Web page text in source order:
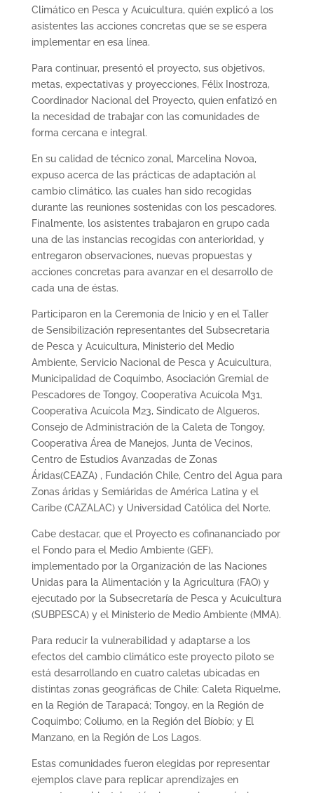
Climático en Pesca y Acuicultura, quién explicó a los
asistentes las acciones concretas que se se espera
implementar en esa línea.
Para continuar, presentó el proyecto, sus objetivos,
metas, expectativas y proyecciones, Félix Inostroza,
Coordinador Nacional del Proyecto, quien enfatizó en
la necesidad de trabajar con las comunidades de
forma cercana e integral.
En su calidad de técnico zonal, Marcelina Novoa,
expuso acerca de las prácticas de adaptación al
cambio climático, las cuales han sido recogidas
durante las reuniones sostenidas con los pescadores.
Finalmente, los asistentes trabajaron en grupo cada
una de las instancias recogidas con anterioridad, y
entregaron observaciones, nuevas propuestas y
acciones concretas para avanzar en el desarrollo de
cada una de éstas.
Participaron en la Ceremonia de Inicio y en el Taller
de Sensibilización representantes del Subsecretaria
de Pesca y Acuicultura, Ministerio del Medio
Ambiente, Servicio Nacional de Pesca y Acuicultura,
Municipalidad de Coquimbo, Asociación Gremial de
Pescadores de Tongoy, Cooperativa Acuícola M31,
Cooperativa Acuícola M23, Sindicato de Algueros,
Consejo de Administración de la Caleta de Tongoy,
Cooperativa Área de Manejos, Junta de Vecinos,
Centro de Estudios Avanzadas de Zonas
Áridas(CEAZA) , Fundación Chile, Centro del Agua para
Zonas áridas y Semiáridas de América Latina y el
Caribe (CAZALAC) y Universidad Católica del Norte.
Cabe destacar, que el Proyecto es cofinananciado por
el Fondo para el Medio Ambiente (GEF),
implementado por la Organización de las Naciones
Unidas para la Alimentación y la Agricultura (FAO) y
ejecutado por la Subsecretaría de Pesca y Acuicultura
(SUBPESCA) y el Ministerio de Medio Ambiente (MMA).
Para reducir la vulnerabilidad y adaptarse a los
efectos del cambio climático este proyecto piloto se
está desarrollando en cuatro caletas ubicadas en
distintas zonas geográficas de Chile: Caleta Riquelme,
en la Región de Tarapacá; Tongoy, en la Región de
Coquimbo; Coliumo, en la Región del Bíobío; y El
Manzano, en la Región de Los Lagos.
Estas comunidades fueron elegidas por representar
ejemplos clave para replicar aprendizajes en